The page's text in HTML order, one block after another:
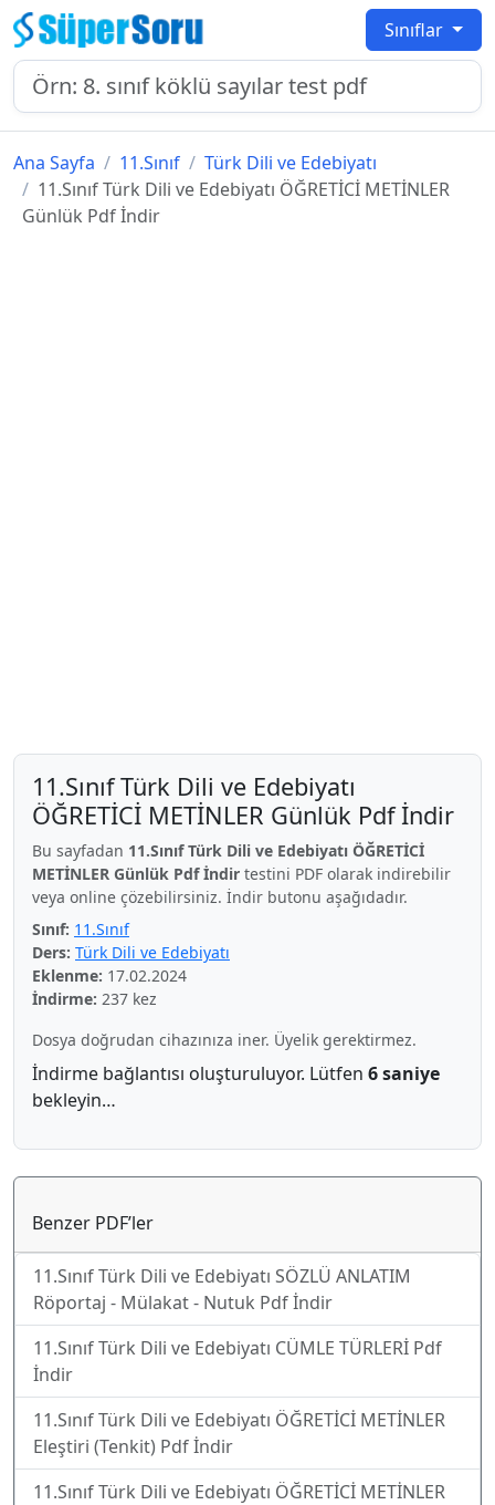
Sınıflar
Ana Sayfa 11.Sınıf
Türk Dili ve Edebiyatı
11.Sınıf Türk Dili ve Edebiyatı ÖĞRETİCİ METİNLER
Günlük Pdf İndir
11.Sınıf Türk Dili ve Edebiyatı
ÖĞRETİCİ METİNLER Günlük Pdf İndir
Bu sayfadan 11.Sınıf Türk Dili ve Edebiyatı ÖĞRETİCİ
METİNLER Günlük Pdf İndir testini PDF olarak indirebilir
veya online çözebilirsiniz. İndir butonu aşağıdadır.
Sınıf: 11.Sınıf
Ders: Türk Dili ve Edebiyatı
Eklenme: 17.02.2024
İndirme: 237 kez
Dosya doğrudan cihazınıza iner. Üyelik gerektirmez.
İndirme bağlantısı oluşturuluyor. Lütfen 6 saniye
bekleyin…
Benzer PDF’ler
11.Sınıf Türk Dili ve Edebiyatı SÖZLÜ ANLATIM
Röportaj - Mülakat - Nutuk Pdf İndir
11.Sınıf Türk Dili ve Edebiyatı CÜMLE TÜRLERİ Pdf
İndir
11.Sınıf Türk Dili ve Edebiyatı ÖĞRETİCİ METİNLER
Eleştiri (Tenkit) Pdf İndir
11.Sınıf Türk Dili ve Edebiyatı ÖĞRETİCİ METİNLER